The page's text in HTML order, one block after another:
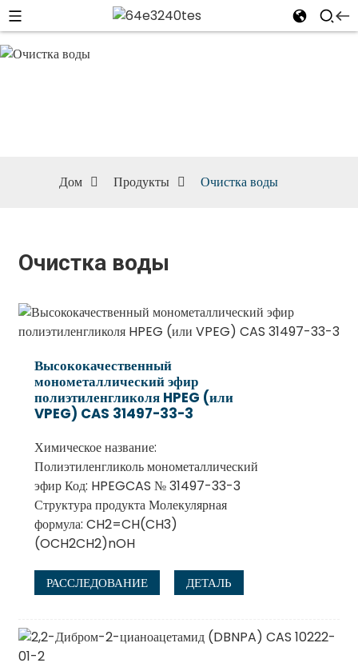
Дом Продукты Очистка воды
Очистка воды
Высококачественный
монометаллический эфир
полиэтиленгликоля HPEG (или
VPEG) CAS 31497-33-3
Химическое название:
Полиэтиленгликоль монометаллический
эфир Код: HPEGCAS № 31497-33-3
Структура продукта Молекулярная
формула: CH2=CH(CH3)
(OCH2CH2)nOH
РАССЛЕДОВАНИЕ ДЕТАЛЬ